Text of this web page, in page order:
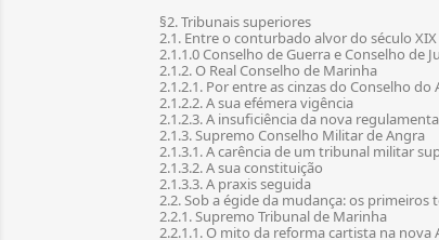
§2. Tribunais superiores
2.1. Entre o conturbado alvor do século
2.1.1.0 Conselho de Guerra e Conselho de
2.1.2. O Real Conselho de Marinha
2.1.2.1. Por entre as cinzas do Conselho
2.1.2.2. A sua efémera vigência
2.1.2.3. A insuficiência da nova
2.1.3. Supremo Conselho Militar de Angra
2.1.3.1. A carência de um tribunal militar
2.1.3.2. A sua constituição
2.1.3.3. A praxis seguida
2.2. Sob a égide da mudança: os
2.2.1. Supremo Tribunal de Marinha
2.2.1.1. O mito da reforma cartista na